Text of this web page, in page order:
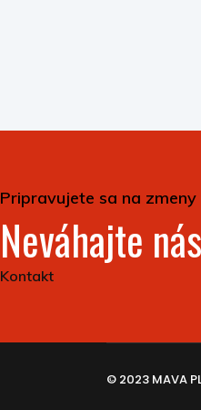
Pripravujete sa na
Neváhajte
Kontakt
© 2023 MAVA